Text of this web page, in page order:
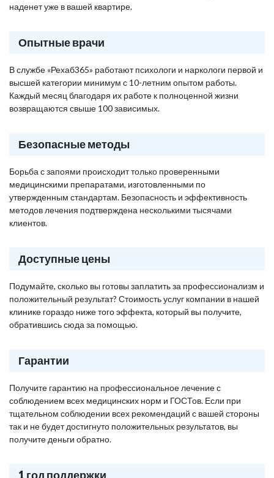
наденет уже в вашей квартире.
Опытные врачи
В службе «Рехаб365» работают психологи и наркологи первой и
высшей категории минимум с 10-летним опытом работы.
Каждый месяц благодаря их работе к полноценной жизни
возвращаются свыше 100 зависимых.
Безопасные методы
Борьба с запоями происходит только проверенными
медицинскими препаратами, изготовленными по
утвержденным стандартам. Безопасность и эффективность
методов лечения подтверждена несколькими тысячами
клиентов.
Доступные цены
Подумайте, сколько вы готовы заплатить за профессионализм и
положительный результат? Стоимость услуг компании в нашей
клинике гораздо ниже того эффекта, который вы получите,
обратившись сюда за помощью.
Гарантии
Получите гарантию на профессиональное лечение с
соблюдением всех медицинских норм и ГОСТов. Если при
тщательном соблюдении всех рекомендаций с вашей стороны
так и не будет достигнуто положительных результатов, вы
получите деньги обратно.
1 год поддержки